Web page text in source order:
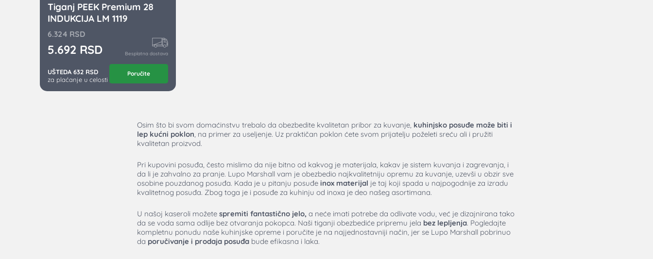
Tiganj PEEK Premium 28
INDUKCIJA LM 1119
6.324 RSD
5.692 RSD Besplatna dostava
UŠTEDA 632 RSD
za plaćanje u celosti
Poručite
Osim što bi svom domaćinstvu trebalo da obezbedite kvalitetan pribor za kuvanje, kuhinjsko posuđe može biti i
lep kućni poklon, na primer za useljenje. Uz praktičan poklon ćete svom prijatelju poželeti sreću ali i pružiti
kvalitetan proizvod.
Pri kupovini posuđa, često mislimo da nije bitno od kakvog je materijala, kakav je sistem kuvanja i zagrevanja, i
da li je zahvalno za pranje. Lupo Marshall vam je obezbedio najkvalitetniju opremu za kuvanje, uzevši u obzir sve
osobine pouzdanog posuđa. Kada je u pitanju posuđe inox materijal je taj koji spada u najpogodnije za izradu
kvalitetnog posuđa. Zbog toga je i posuđe za kuhinju od inoxa je deo našeg asortimana.
U našoj kaseroli možete spremiti fantastično jelo, a neće imati potrebe da odlivate vodu, već je dizajnirana tako
da se voda sama odlije bez otvaranja pokopca. Naši tiganji obezbediće pripremu jela bez lepljenja. Pogledajte
kompletnu ponudu naše kuhinjske opreme i poručite je na najjednostavniji način, jer se Lupo Marshall pobrinuo
da poručivanje i prodaja posuđa bude efikasna i laka.